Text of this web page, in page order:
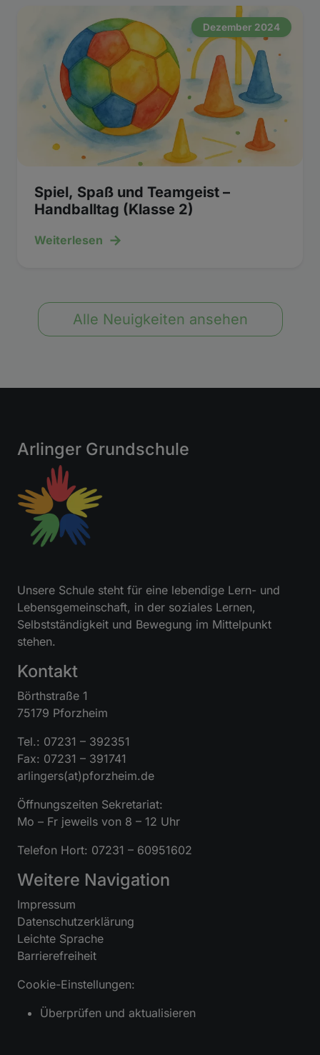
Dezember 2024
Spiel, Spaß und Teamgeist –
Handballtag (Klasse 2)
Weiterlesen →
Alle Neuigkeiten ansehen
Arlinger Grundschule
Unsere Schule steht für eine lebendige Lern- und
Lebensgemeinschaft, in der soziales Lernen,
Selbstständigkeit und Bewegung im Mittelpunkt
stehen.
Kontakt
Börthstraße 1
75179 Pforzheim
Tel.: 07231 – 392351
Fax: 07231 – 391741
arlingers(at)pforzheim.de
Öffnungszeiten Sekretariat:
Mo – Fr jeweils von 8 – 12 Uhr
Telefon Hort: 07231 – 60951602
Weitere Navigation
Impressum
Datenschutzerklärung
Leichte Sprache
Barrierefreiheit
Cookie-Einstellungen:
Überprüfen und aktualisieren